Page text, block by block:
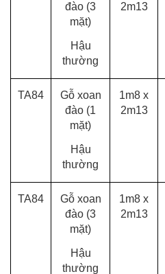
đào (3
mặt)
Hậu
thường
2m13
TA84
Gỗ xoan
đào (1
mặt)
Hậu
thường
1m8 x
2m13
TA84
Gỗ xoan
đào (3
mặt)
Hậu
thường
1m8 x
2m13